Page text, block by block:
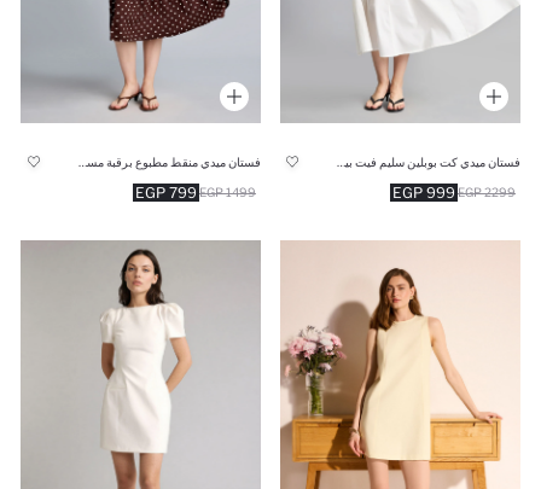
999 EGP 2299 EGP
799 EGP 1499 EGP